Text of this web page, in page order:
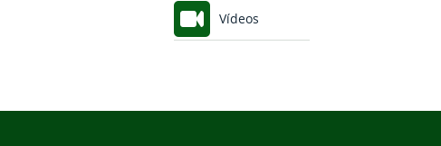
Vídeos